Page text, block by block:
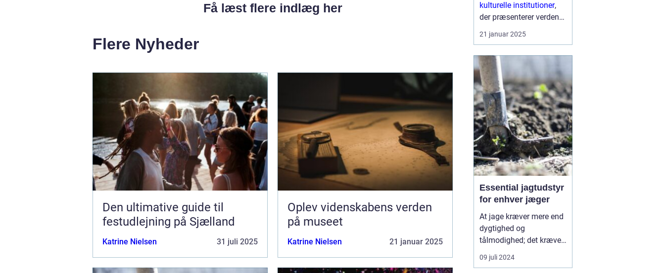
Få læst flere indlæg her
Flere Nyheder
Den ultimative guide til
festudlejning på Sjælland
Katrine Nielsen 31 juli 2025
Oplev videnskabens verden
på museet
Katrine Nielsen 21 januar 2025
kulturelle institutioner,
der præsenterer verden
af fortid, kunst, natur og
videnskab for et bredt
museer meget mere end
blot ru...
21 januar 2025
Essential jagtudstyr
for enhver jæger
At jage kræver mere end
dygtighed og
tålmodighed; det kræver
også det rette udstyr.
Jagtudstyr kan variere
09 juli 2024